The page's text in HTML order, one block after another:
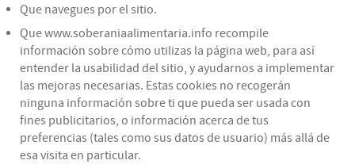
Que navegues por el sitio.
Que www.soberaniaalimentaria.info recompile
información sobre cómo utilizas la página web, para así
entender la usabilidad del sitio, y ayudarnos a implementar
las mejoras necesarias. Estas cookies no recogerán
ninguna información sobre ti que pueda ser usada con
fines publicitarios, o información acerca de tus
preferencias (tales como sus datos de usuario) más allá de
esa visita en particular.